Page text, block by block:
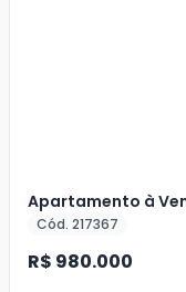
Apartamento à
Cód. 217367
R$ 980.000